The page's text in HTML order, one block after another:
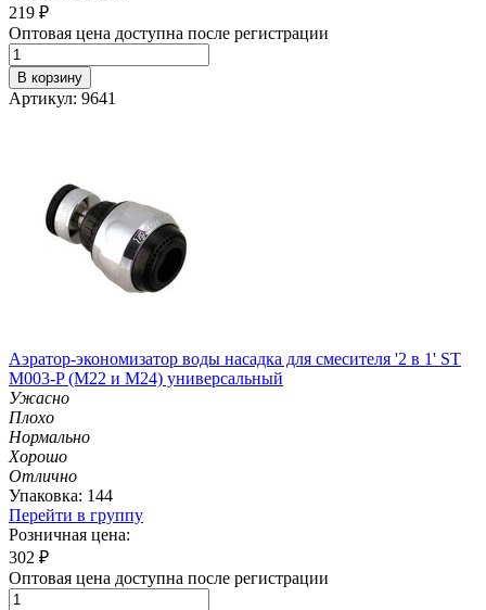
219 ₽
Оптовая цена доступна после регистрации
В корзину
Артикул: 9641
Аэратор-экономизатор воды насадка для смесителя '2 в 1' ST
M003-P (М22 и M24) универсальный
Ужасно
Плохо
Нормально
Хорошо
Отлично
Упаковка: 144
Перейти в группу
Розничная цена:
302 ₽
Оптовая цена доступна после регистрации